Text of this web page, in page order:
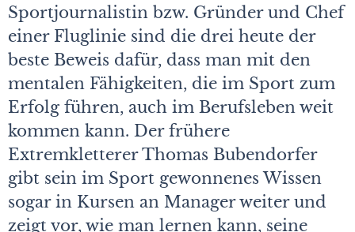
Sportjournalistin bzw. Gründer und Chef
einer Fluglinie sind die drei heute der
beste Beweis dafür, dass man mit den
mentalen Fähigkeiten, die im Sport zum
Erfolg führen, auch im Berufsleben weit
kommen kann. Der frühere
Extremkletterer Thomas Bubendorfer
gibt sein im Sport gewonnenes Wissen
sogar in Kursen an Manager weiter und
zeigt vor, wie man lernen kann, seine